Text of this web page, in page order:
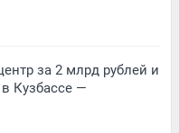
за 2 млрд рублей и
Кузбассе —